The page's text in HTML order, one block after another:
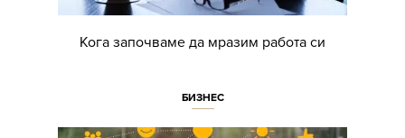
Кога започваме да мразим работа си
БИЗНЕС